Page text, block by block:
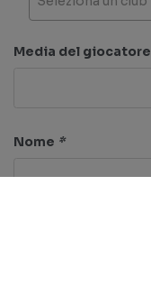
Media del giocatore
Nome *